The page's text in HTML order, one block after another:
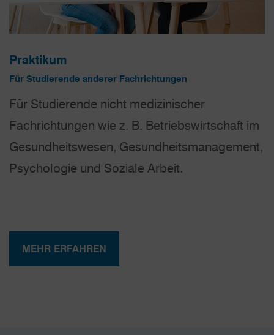
Praktikum
Für Studierende anderer Fachrichtungen
Für Studierende nicht medizinischer
Fachrichtungen wie z. B. Betriebs­wirt­schaft im
Gesund­heits­wesen, Gesund­heits­manage­ment,
Psy­­chologie und Soziale Arbeit.
MEHR ERFAHREN